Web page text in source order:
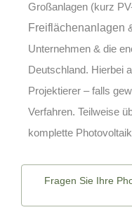
Großanlagen (kurz
Freiflächenanlagen
Unternehmen & die
Deutschland. Hierbei
Projektierer – falls
Verfahren. Teilweise
komplette
Fragen Sie Ihre